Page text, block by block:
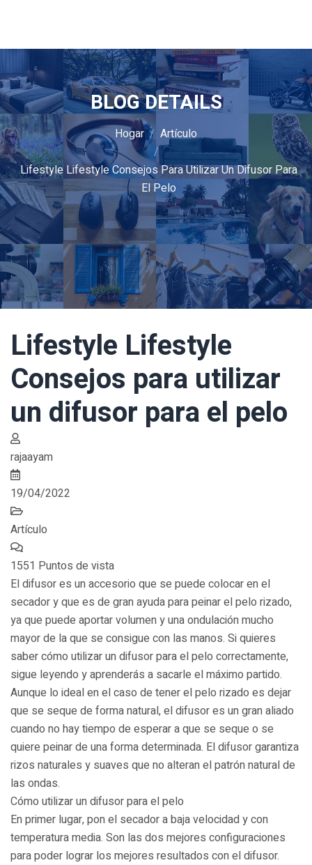
BLOG DETAILS
Hogar Artículo
Lifestyle Lifestyle Consejos Para Utilizar Un Difusor Para
El Pelo
Lifestyle Lifestyle
Consejos para utilizar
un difusor para el pelo
rajaayam
19/04/2022
Artículo
1551 Puntos de vista
El difusor es un accesorio que se puede colocar en el
secador y que es de gran ayuda para peinar el pelo rizado,
ya que puede aportar volumen y una ondulación mucho
mayor de la que se consigue con las manos. Si quieres
saber cómo utilizar un difusor para el pelo correctamente,
sigue leyendo y aprenderás a sacarle el máximo partido.
Aunque lo ideal en el caso de tener el pelo rizado es dejar
que se seque de forma natural, el difusor es un gran aliado
cuando no hay tiempo de esperar a que se seque o se
quiere peinar de una forma determinada. El difusor garantiza
rizos naturales y suaves que no alteran el patrón natural de
las ondas.
Cómo utilizar un difusor para el pelo
En primer lugar, pon el secador a baja velocidad y con
temperatura media. Son las dos mejores configuraciones
para poder lograr los mejores resultados con el difusor.